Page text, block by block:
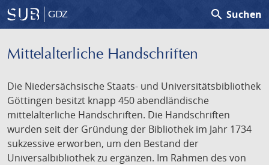
GDZ search Suchen
Mittelalterliche Handschriften
Die Niedersächsische Staats- und Universitätsbibliothek
Göttingen besitzt knapp 450 abendländische
mittelalterliche Handschriften. Die Handschriften
wurden seit der Gründung der Bibliothek im Jahr 1734
sukzessive erworben, um den Bestand der
Universalbibliothek zu ergänzen. Im Rahmen des von